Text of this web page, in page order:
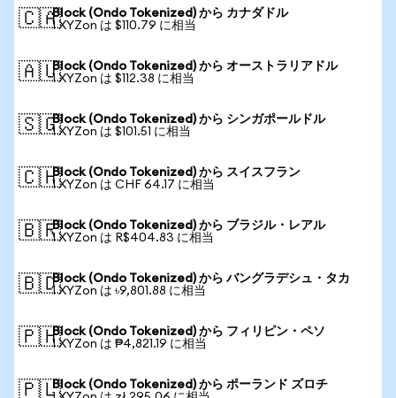
🇨🇦Block (Ondo Tokenized) から カナダドル
1 XYZon は $110.79 に相当
🇦🇺Block (Ondo Tokenized) から オーストラリアドル
1 XYZon は $112.38 に相当
🇸🇬Block (Ondo Tokenized) から シンガポールドル
1 XYZon は $101.51 に相当
🇨🇭Block (Ondo Tokenized) から スイスフラン
1 XYZon は CHF 64.17 に相当
🇧🇷Block (Ondo Tokenized) から ブラジル・レアル
1 XYZon は R$404.83 に相当
🇧🇩Block (Ondo Tokenized) から バングラデシュ・タカ
1 XYZon は ৳9,801.88 に相当
🇵🇭Block (Ondo Tokenized) から フィリピン・ペソ
1 XYZon は ₱4,821.19 に相当
🇵🇱Block (Ondo Tokenized) から ポーランド ズロチ